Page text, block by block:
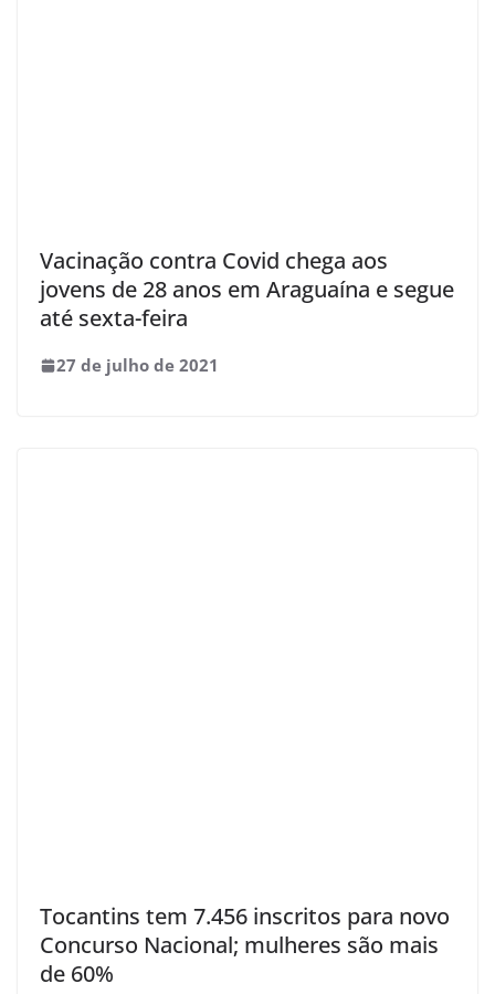
Vacinação contra Covid chega aos
jovens de 28 anos em Araguaína e segue
até sexta-feira
27 de julho de 2021
Tocantins tem 7.456 inscritos para novo
Concurso Nacional; mulheres são mais
de 60%